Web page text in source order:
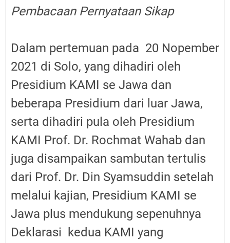
Pembacaan Pernyataan Sikap
Dalam pertemuan pada 20 Nopember
2021 di Solo, yang dihadiri oleh
Presidium KAMI se Jawa dan
beberapa Presidium dari luar Jawa,
serta dihadiri pula oleh Presidium
KAMI Prof. Dr. Rochmat Wahab dan
juga disampaikan sambutan tertulis
dari Prof. Dr. Din Syamsuddin setelah
melalui kajian, Presidium KAMI se
Jawa plus mendukung sepenuhnya
Deklarasi kedua KAMI yang